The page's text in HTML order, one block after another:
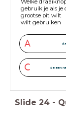
Welke
gebruik je als je
grootse pit wilt
wilt gebruiken
A
C de een
Slide 24 -